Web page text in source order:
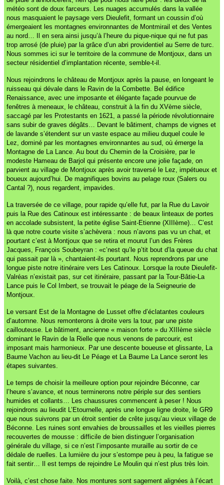
météo sont de doux farceurs. Les nuages accumulés dans la vallée
nous masquaient le paysage vers Dieulefit, formant un coussin d’où
émergeaient les montagnes environnantes de Montmirail et des Ventes
au nord… Il en sera ainsi jusqu’à l’heure du pique-nique qui ne fut pas
trop arrosé (de pluie) par la grâce d’un abri providentiel au Serre de turc.
Nous sommes ici sur le territoire de la commune de Montjoux, dans un
secteur résidentiel d’implantation récente, semble-t-il.
Nous rejoindrons le château de Montjoux après la pause, en longeant le
ruisseau qui dévale dans le Ravin de la Combette. Bel édifice
Renaissance, avec une imposante et élégante façade pourvue de
fenêtres à meneaux, le château, construit à la fin du XVème siècle,
saccagé par les Protestants en 1621, a passé la période révolutionnaire
sans subir de graves dégâts… Devant le bâtiment, champs de vignes et
de lavande s’étendent sur un vaste espace au milieu duquel coule le
Lez, dominé par les montagnes environnantes au sud, où émerge la
Montagne de La Lance. Au bout du Chemin de la Croisière, par le
modeste Hameau de Barjol qui présente encore une jolie façade, on
parvient au village de Montjoux après avoir traversé le Lez, impétueux et
boueux aujourd’hui. De magnifiques bovins au pelage roux (Salers ou
Cantal ?), nous regardent, impavides.
La traversée de ce village, pour rapide qu’elle fut, par la Rue du Lavoir
puis la Rue des Catinoux est intéressante : de beaux linteaux de portes
en accolade subsistent, la petite église Saint-Etienne (XIIIème)… C’est
là que notre courte visite s’achèvera : nous n’avons pas vu un chat, et
pourtant c’est à Montjoux que se retira et mourut l’un des Frères
Jacques, François Soubeyran : «c’nest qu’le p’tit bout d’la queue du chat
qui passait par là », chantaient-ils pourtant. Nous reprendrons par une
longue piste notre itinéraire vers Les Catinoux. Lorsque la route Dieulefit-
Valréas n’existait pas, sur cet itinéraire, passant par la Tour-Bâtie-La
Lance puis le Col Imbert, se trouvait le péage de la Seigneurie de
Montjoux.
Le versant Est de la Montagne de Lusset offre d’éclatantes couleurs
d’automne. Nous remonterons à droite vers la tour, par une piste
caillouteuse. Le bâtiment, ancienne « maison forte » du XIIIème siècle
dominant le Ravin de la Rielle que nous venons de parcourir, est
imposant mais harmonieux. Par une descente boueuse et glissante, La
Baume Vachon au lieu-dit Le Péage et La Baume La Lance seront les
étapes suivantes.
Le temps de choisir la meilleure option pour rejoindre Béconne, car
l’heure s’avance, et nous terminerons notre périple sur des sentiers
humides et collants… Les chaussures commencent à peser ! Nous
rejoindrons au lieudit L’Etournelle, après une longue ligne droite, le GR9
que nous suivrons par un étroit sentier de crête jusqu’au vieux village de
Béconne. Les ruines sont envahies de broussailles et les vieilles pierres
recouvertes de mousse : difficile de bien distinguer l’organisation
générale du village, si ce n’est l’imposante muraille au sortir de ce
dédale de ruelles. La lumière du jour s’estompe peu à peu, la fatigue se
fait sentir… Il est temps de rejoindre Le Moulin qui n’est plus très loin.
Voilà, c’est chose faite. Nos montures sont sagement alignées à l’écart